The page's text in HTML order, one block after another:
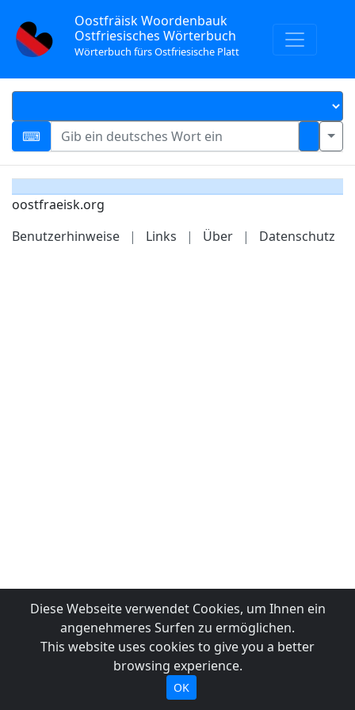
Oostfräisk Woordenbauk
Ostfriesisches Wörterbuch
Wörterbuch fürs Ostfriesische Platt
oostfraeisk.org
Benutzerhinweise
| Links | Über | Datenschutz
Diese Webseite verwendet Cookies, um Ihnen ein
angenehmeres Surfen zu ermöglichen.
This website uses cookies to give you a better
browsing experience.
OK